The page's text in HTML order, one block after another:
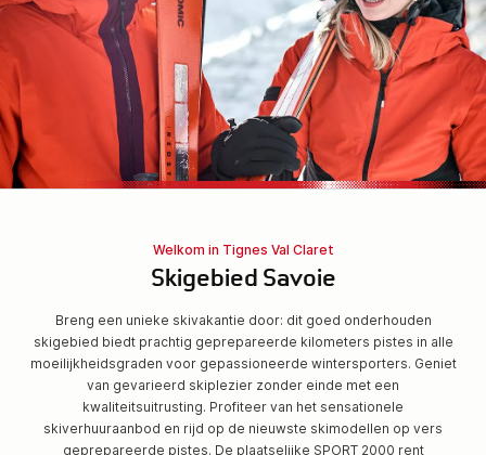
Welkom in Tignes Val Claret
Skigebied Savoie
Breng een unieke skivakantie door: dit goed onderhouden
skigebied biedt prachtig geprepareerde kilometers pistes in alle
moeilijkheidsgraden voor gepassioneerde wintersporters. Geniet
van gevarieerd skiplezier zonder einde met een
kwaliteitsuitrusting. Profiteer van het sensationele
skiverhuuraanbod en rijd op de nieuwste skimodellen op vers
geprepareerde pistes. De plaatselijke SPORT 2000 rent